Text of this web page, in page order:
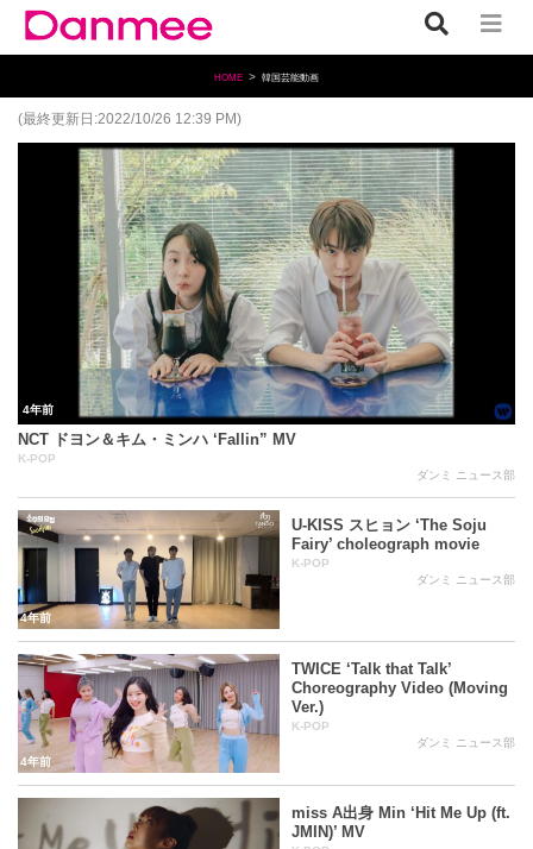
HOME 韓国芸能動画
(最終更新日:2022/10/26 12:39 PM)
4年前
NCT ドヨン＆キム・ミンハ ‘Fallin” MV
K-POP
ダンミ ニュース部
4年前
U-KISS スヒョン ‘The Soju
Fairy’ choleograph movie
K-POP
ダンミ ニュース部
4年前
TWICE ‘Talk that Talk’
Choreography Video (Moving
Ver.)
K-POP
ダンミ ニュース部
miss A出身 Min ‘Hit Me Up (ft.
JMIN)’ MV